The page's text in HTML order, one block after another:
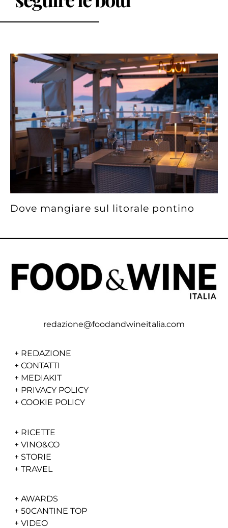
Dove mangiare sul litorale pontino
redazione@foodandwineitalia.com
+ REDAZIONE
+ CONTATTI
+ MEDIAKIT
+ PRIVACY POLICY
+ COOKIE POLICY
+ RICETTE
+ VINO&CO
+ STORIE
+ TRAVEL
+ AWARDS
+ 50CANTINE TOP
+ VIDEO